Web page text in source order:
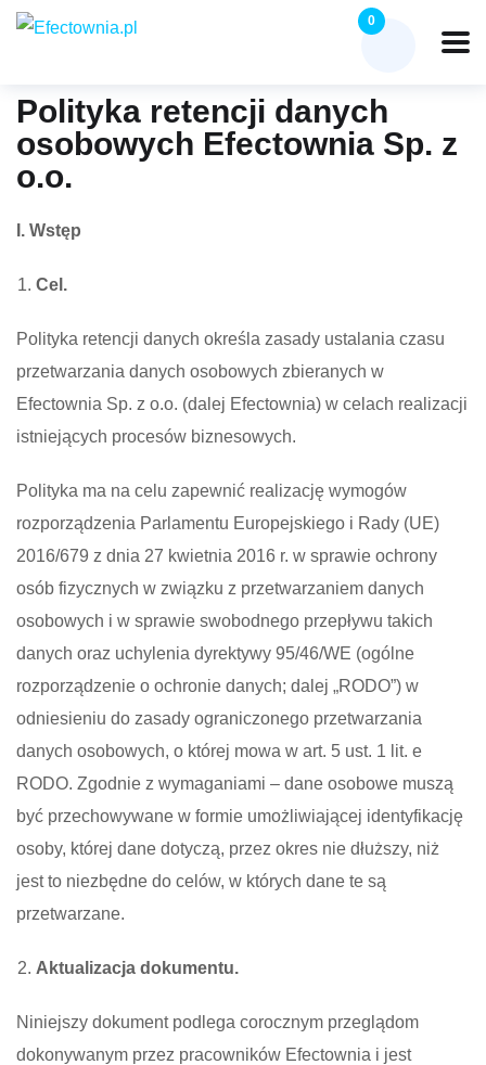
0
Polityka retencji danych
osobowych Efectownia Sp. z
o.o.
I. Wstęp
Cel.
Polityka retencji danych określa zasady ustalania czasu
przetwarzania danych osobowych zbieranych w
Efectownia Sp. z o.o. (dalej Efectownia) w celach realizacji
istniejących procesów biznesowych.
Polityka ma na celu zapewnić realizację wymogów
rozporządzenia Parlamentu Europejskiego i Rady (UE)
2016/679 z dnia 27 kwietnia 2016 r. w sprawie ochrony
osób fizycznych w związku z przetwarzaniem danych
osobowych i w sprawie swobodnego przepływu takich
danych oraz uchylenia dyrektywy 95/46/WE (ogólne
rozporządzenie o ochronie danych; dalej „RODO”) w
odniesieniu do zasady ograniczonego przetwarzania
danych osobowych, o której mowa w art. 5 ust. 1 lit. e
RODO. Zgodnie z wymaganiami – dane osobowe muszą
być przechowywane w formie umożliwiającej identyfikację
osoby, której dane dotyczą, przez okres nie dłuższy, niż
jest to niezbędne do celów, w których dane te są
przetwarzane.
Aktualizacja dokumentu.
Niniejszy dokument podlega corocznym przeglądom
dokonywanym przez pracowników Efectownia i jest